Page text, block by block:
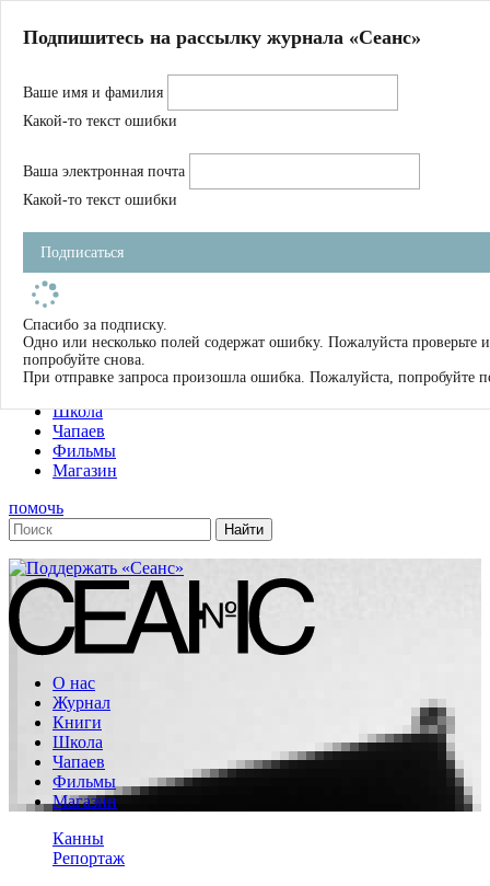
Магазин
Журнал
Школа
Устав
Фильмы
Имена
Тэги
О нас
Журнал
Книги
Школа
Чапаев
Фильмы
Магазин
помочь
О нас
Журнал
Книги
Школа
Чапаев
Фильмы
Магазин
Канны
Репортаж
Подпишитесь на рассылку журнала «Сеанс»
Ваше имя и фамилия
Какой-то текст ошибки
Ваша электронная почта
Какой-то текст ошибки
Подписаться
Спасибо за подписку.
Одно или несколько полей содержат ошибку. Пожалуйста проверьте и
попробуйте снова.
При отправке запроса произошла ошибка. Пожалуйста, попробуйте